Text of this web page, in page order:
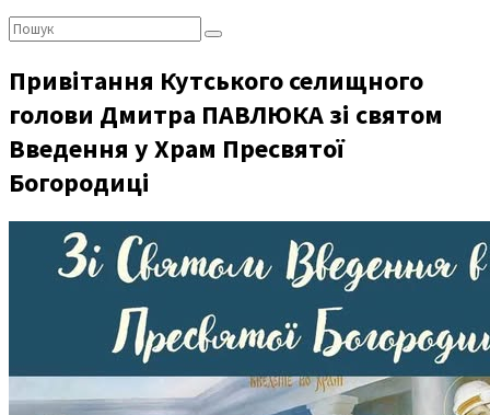
Пошук:
Привітання Кутського селищного
голови Дмитра ПАВЛЮКА зі святом
Введення у Храм Пресвятої
Богородиці